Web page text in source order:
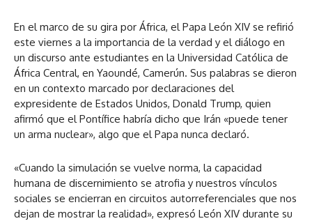
En el marco de su gira por África, el Papa León XIV se refirió
este viernes a la importancia de la verdad y el diálogo en
un discurso ante estudiantes en la Universidad Católica de
África Central, en Yaoundé, Camerún. Sus palabras se dieron
en un contexto marcado por declaraciones del
expresidente de Estados Unidos, Donald Trump, quien
afirmó que el Pontífice habría dicho que Irán «puede tener
un arma nuclear», algo que el Papa nunca declaró.
«Cuando la simulación se vuelve norma, la capacidad
humana de discernimiento se atrofia y nuestros vínculos
sociales se encierran en circuitos autorreferenciales que nos
dejan de mostrar la realidad», expresó León XIV durante su